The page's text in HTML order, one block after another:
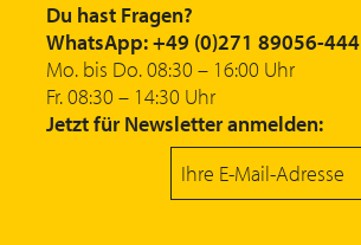
Du hast Fragen?
WhatsApp: +49 (0)271 89056-444
Mo. bis Do. 08:30 – 16:00 Uhr
Fr. 08:30 – 14:30 Uhr
Jetzt für Newsletter anmelden: